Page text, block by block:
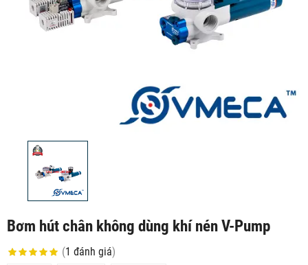
Bơm hút chân không dùng khí nén V-Pump
(1 đánh giá)